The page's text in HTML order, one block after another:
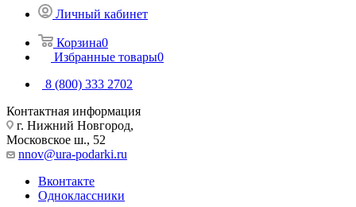
Личный кабинет
Корзина0
Избранные товары0
8 (800) 333 2702
Контактная информация
г. Нижний Новгород,
Московское ш., 52
nnov@ura-podarki.ru
Вконтакте
Одноклассники